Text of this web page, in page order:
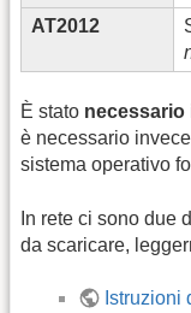
AT2012
È stato necessario
è necessario
sistema operativo
In rete ci sono due
da scaricare,
Istruzioni